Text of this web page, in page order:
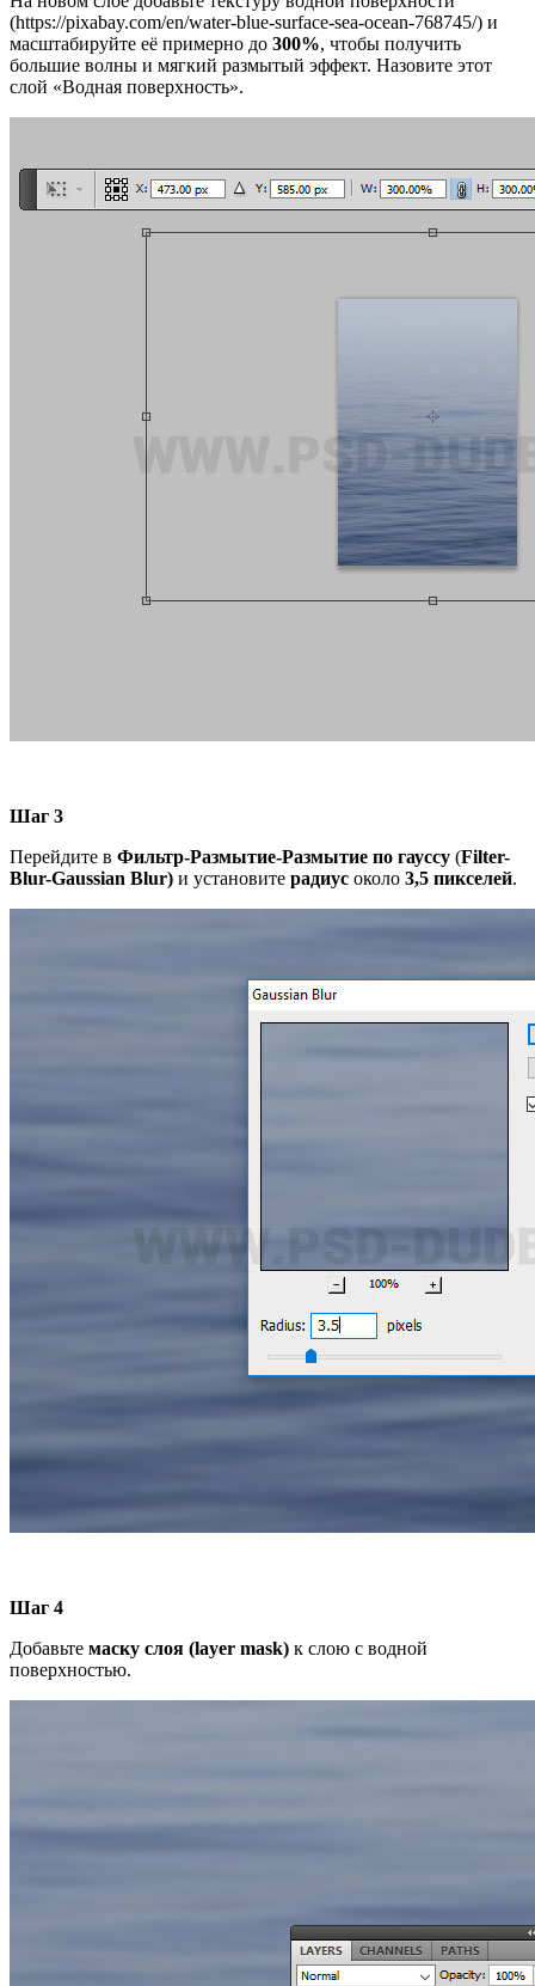
(https://pixabay.com/en/water-blue-surface-sea-ocean-768745/) и
масштабируйте её примерно до 300%, чтобы получить
большие волны и мягкий размытый эффект. Назовите этот
слой «Водная поверхность».
Шаг 3
Перейдите в Фильтр-Размытие-Размытие по гауссу (Filter-
Blur-Gaussian Blur) и установите радиус около 3,5 пикселей.
Шаг 4
Добавьте маску слоя (layer mask) к слою с водной
поверхностью.